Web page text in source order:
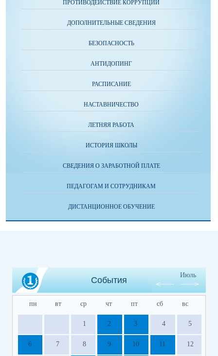
ПРОТИВОДЕЙСТВИЕ КОРРУПЦИИ
ДОПОЛНИТЕЛЬНЫЕ СВЕДЕНИЯ
БЕЗОПАСНОСТЬ
АНТИДОПИНГ
РАСПИСАНИЕ
НАСТАВНИЧЕСТВО
ЛЕТНЯЯ РАБОТА
ИСТОРИЯ ШКОЛЫ
СВЕДЕНИЯ О ЗАРАБОТНОЙ ПЛАТЕ
ПЕДАГОГАМ И СОТРУДНИКАМ
ДИСТАНЦИОННОЕ ОБУЧЕНИЕ
События
Июль
пн вт ср чт пт сб вс
1 2 3 4 5
6 7 8 9 10 11 12